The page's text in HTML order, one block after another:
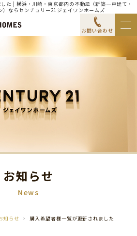
た | 横浜・川崎・東京都内の不動産（新築一戸建て・
）ならセンチュリー21ジェイワンホームズ
お問い合わせ
お知らせ
News
知らせ 購入希望者様一覧が更新されました